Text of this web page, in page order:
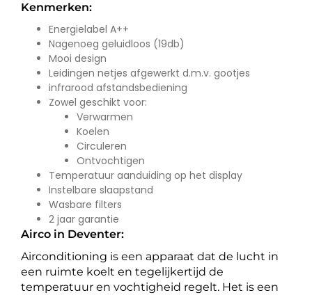
Kenmerken:
Energielabel A++
Nagenoeg geluidloos (19db)
Mooi design
Leidingen netjes afgewerkt d.m.v. gootjes
infrarood afstandsbediening
Zowel geschikt voor:
Verwarmen
Koelen
Circuleren
Ontvochtigen
Temperatuur aanduiding op het display
Instelbare slaapstand
Wasbare filters
2 jaar garantie
Airco in Deventer:
Airconditioning is een apparaat dat de lucht in
een ruimte koelt en tegelijkertijd de
temperatuur en vochtigheid regelt. Het is een